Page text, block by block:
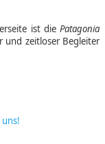
ist die Patagonia
und zeitloser Begleiter